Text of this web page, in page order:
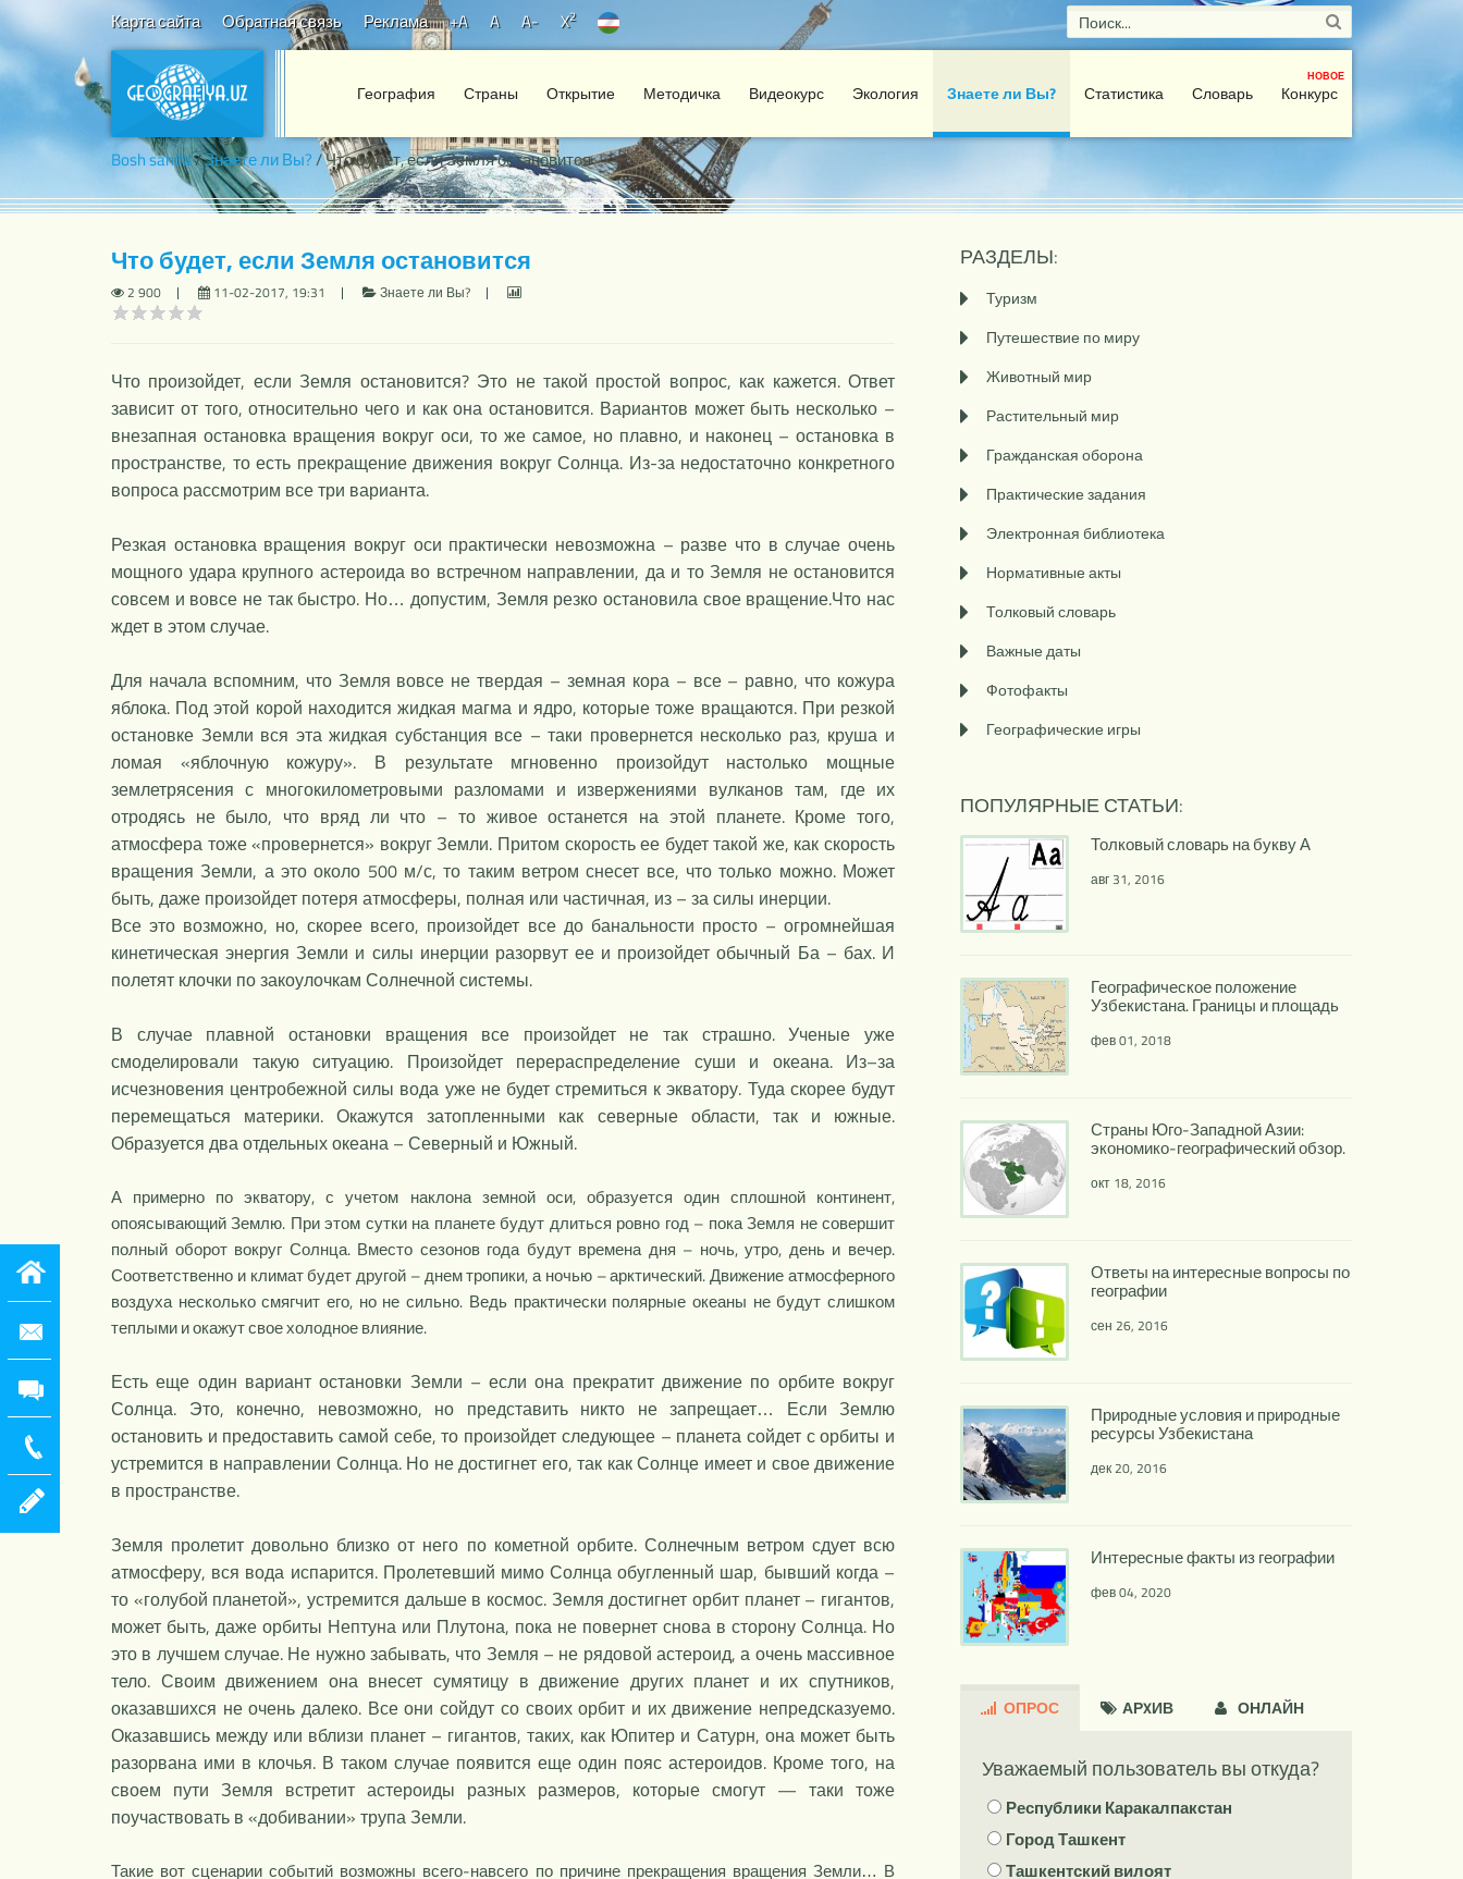
Карта сайта Обратная связь Реклама +A A A- X2
География Страны Открытие Методичка Видеокурс Экология Знаете ли Вы? Статистика Словарь Конкурс
НОВОЕ
Bosh sahifa/Знаете ли Вы?/ Что будет, если Земля остановится
Что будет, если Земля остановится
2 900 11-02-2017, 19:31 Знаете ли Вы?
Что произойдет, если Земля остановится? Это не такой простой вопрос, как кажется. Ответ
зависит от того, относительно чего и как она остановится. Вариантов может быть несколько –
внезапная остановка вращения вокруг оси, то же самое, но плавно, и наконец – остановка в
пространстве, то есть прекращение движения вокруг Солнца. Из-за недостаточно конкретного
вопроса рассмотрим все три варианта.
Резкая остановка вращения вокруг оси практически невозможна – разве что в случае очень
мощного удара крупного астероида во встречном направлении, да и то Земля не остановится
совсем и вовсе не так быстро. Но… допустим, Земля резко остановила свое вращение.Что нас
ждет в этом случае.
Для начала вспомним, что Земля вовсе не твердая – земная кора – все – равно, что кожура
яблока. Под этой корой находится жидкая магма и ядро, которые тоже вращаются. При резкой
остановке Земли вся эта жидкая субстанция все – таки провернется несколько раз, круша и
ломая «яблочную кожуру». В результате мгновенно произойдут настолько мощные
землетрясения с многокилометровыми разломами и извержениями вулканов там, где их
отродясь не было, что вряд ли что – то живое останется на этой планете. Кроме того,
атмосфера тоже «провернется» вокруг Земли. Притом скорость ее будет такой же, как скорость
вращения Земли, а это около 500 м/с, то таким ветром снесет все, что только можно. Может
быть, даже произойдет потеря атмосферы, полная или частичная, из – за силы инерции.
Все это возможно, но, скорее всего, произойдет все до банальности просто – огромнейшая
кинетическая энергия Земли и силы инерции разорвут ее и произойдет обычный Ба – бах. И
полетят клочки по закоулочкам Солнечной системы.
В случае плавной остановки вращения все произойдет не так страшно. Ученые уже
смоделировали такую ситуацию. Произойдет перераспределение суши и океана. Из–за
исчезновения центробежной силы вода уже не будет стремиться к экватору. Туда скорее будут
перемещаться материки. Окажутся затопленными как северные области, так и южные.
Образуется два отдельных океана – Северный и Южный.
А примерно по экватору, с учетом наклона земной оси, образуется один сплошной континент,
опоясывающий Землю. При этом сутки на планете будут длиться ровно год – пока Земля не совершит
полный оборот вокруг Солнца. Вместо сезонов года будут времена дня – ночь, утро, день и вечер.
Соответственно и климат будет другой – днем тропики, а ночью – арктический. Движение атмосферного
воздуха несколько смягчит его, но не сильно. Ведь практически полярные океаны не будут слишком
теплыми и окажут свое холодное влияние.
Есть еще один вариант остановки Земли – если она прекратит движение по орбите вокруг
Солнца. Это, конечно, невозможно, но представить никто не запрещает… Если Землю
остановить и предоставить самой себе, то произойдет следующее – планета сойдет с орбиты и
устремится в направлении Солнца. Но не достигнет его, так как Солнце имеет и свое движение
в пространстве.
Земля пролетит довольно близко от него по кометной орбите. Солнечным ветром сдует всю
атмосферу, вся вода испарится. Пролетевший мимо Солнца обугленный шар, бывший когда –
то «голубой планетой», устремится дальше в космос. Земля достигнет орбит планет – гигантов,
может быть, даже орбиты Нептуна или Плутона, пока не повернет снова в сторону Солнца. Но
это в лучшем случае. Не нужно забывать, что Земля – не рядовой астероид, а очень массивное
тело. Своим движением она внесет сумятицу в движение других планет и их спутников,
оказавшихся не очень далеко. Все они сойдут со своих орбит и их движение непредсказуемо.
Оказавшись между или вблизи планет – гигантов, таких, как Юпитер и Сатурн, она может быть
разорвана ими в клочья. В таком случае появится еще один пояс астероидов. Кроме того, на
своем пути Земля встретит астероиды разных размеров, которые смогут — таки тоже
поучаствовать в «добивании» трупа Земли.
Такие вот сценарии событий возможны всего-навсего по причине прекращения вращения Земли… В
РАЗДЕЛЫ:
Туризм
Путешествие по миру
Животный мир
Растительный мир
Гражданская оборона
Практические задания
Электронная библиотека
Нормативные акты
Толковый словарь
Важные даты
Фотофакты
Географические игры
ПОПУЛЯРНЫЕ СТАТЬИ:
Толковый словарь на букву А
авг 31, 2016
Географическое положение
Узбекистана. Границы и площадь
фев 01, 2018
Страны Юго-Западной Азии:
экономико-географический обзор.
окт 18, 2016
Ответы на интересные вопросы по
географии
сен 26, 2016
Природные условия и природные
ресурсы Узбекистана
дек 20, 2016
Интересные факты из географии
фев 04, 2020
ОПРОС АРXИВ ОНЛАЙН
Уважаемый пользователь вы откуда?
Республики Каракалпакстан
Город Ташкент
Ташкентский вилоят